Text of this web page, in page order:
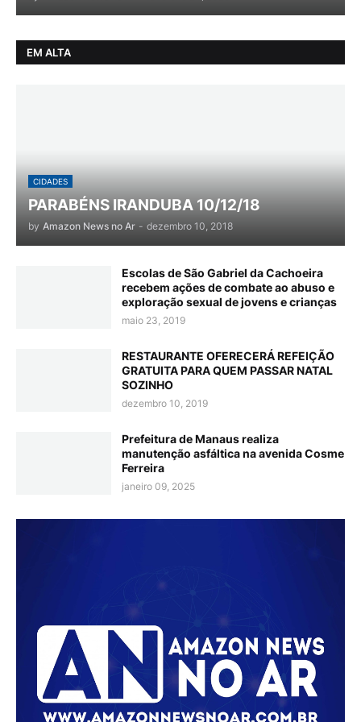
EM ALTA
CIDADES
PARABÉNS IRANDUBA 10/12/18
by Amazon News no Ar - dezembro 10, 2018
Escolas de São Gabriel da Cachoeira
recebem ações de combate ao abuso e
exploração sexual de jovens e crianças
maio 23, 2019
RESTAURANTE OFERECERÁ REFEIÇÃO
GRATUITA PARA QUEM PASSAR NATAL
SOZINHO
dezembro 10, 2019
Prefeitura de Manaus realiza
manutenção asfáltica na avenida Cosme
Ferreira
janeiro 09, 2025